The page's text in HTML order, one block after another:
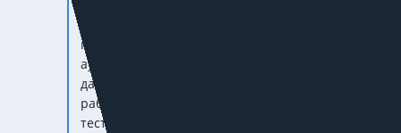
провели исследование — там есть наша
аудитория, которая активно использует
данный канал коммуникации, в том числе в
рабочих целях. Сейчас мы пока на этапе
тестирования: разрабатываем стратегию по